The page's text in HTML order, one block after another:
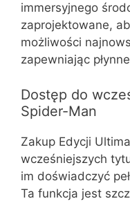
immersyjnego
zaprojektowane,
możliwości
zapewniając
Dostęp do
Spider-Man
Zakup Edycji
wcześniejszych
im doświadczyć
Ta funkcja jest